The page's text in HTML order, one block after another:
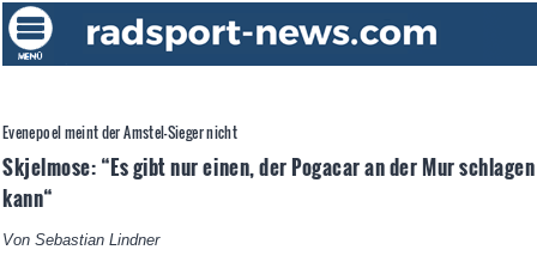
Evenepoel meint der Amstel-Sieger nicht
Skjelmose: “Es gibt nur einen, der Pogacar an der Mur schlagen
kann“
Von Sebastian Lindner